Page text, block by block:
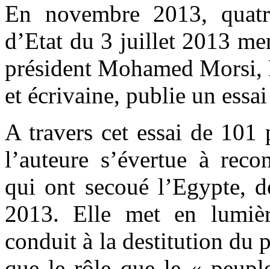
En novembre 2013,
d’Etat du 3 juillet 2013
président Mohamed Morsi,
et écrivaine, publie un
A travers cet essai de 101
l’auteure s’évertue à
qui ont secoué l’Egypte,
2013. Elle met en
conduit à la destitution du